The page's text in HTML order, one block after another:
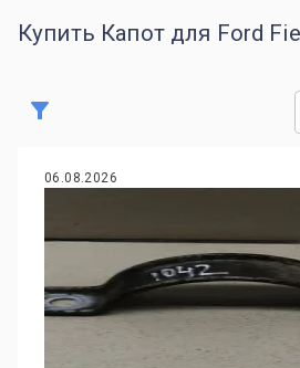
Купить Капот для Ford
06.08.2026